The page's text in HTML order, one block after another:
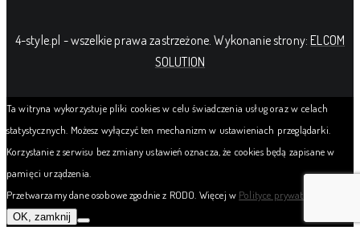
4-style.pl - wszelkie prawa zastrzeżone. Wykonanie strony:ELCOM
SOLUTION
Ta witryna wykorzystuje pliki cookies w celu świadczenia usług oraz w celach
statystycznych. Możesz wyłączyć ten mechanizm w ustawieniach przeglądarki.
Korzystanie z serwisu bez zmiany ustawień oznacza, że cookies będą zapisane w
pamięci urządzenia.
Przetwarzamy dane osobowe zgodnie z RODO. Więcej w Polityce prywatności
OK, zamknij